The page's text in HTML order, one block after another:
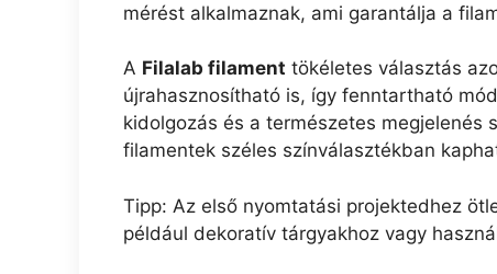
mérést alkalmaznak, ami garantálja a
A Filalab filament tökéletes választás
újrahasznosítható is, így fenntartható
kidolgozás és a természetes megjelenés
filamentek széles színválasztékban
Tipp: Az első nyomtatási projektedhez
például dekoratív tárgyakhoz vagy